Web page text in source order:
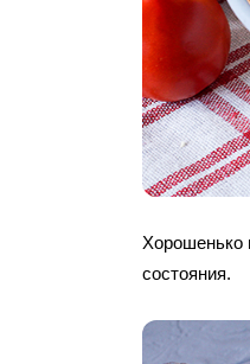
Хорошенько
состояния.